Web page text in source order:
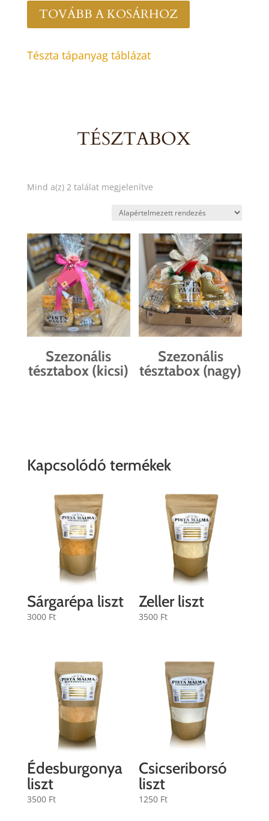
TOVÁBB A KOSÁRHOZ
Tészta tápanyag táblázat
TÉSZTABOX
Mind a(z) 2 találat megjelenítve
Szezonális
tésztabox (kicsi)
Szezonális
tésztabox (nagy)
Kapcsolódó termékek
Sárgarépa liszt
3000 Ft
Zeller liszt
3500 Ft
Édesburgonya
liszt
3500 Ft
Csicseriborsó
liszt
1250 Ft